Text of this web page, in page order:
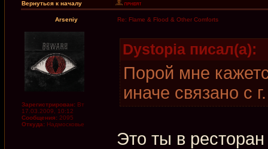
Вернуться к началу
Arseniy Re: Flame & Flood & Other Comforts
Зарегистрирован: Вт
17.03.2009, 10:12
Сообщения: 2095
Откуда: Надмосковье
Dystopia писал(а):
Порой мне
иначе связано с г.
Это ты в